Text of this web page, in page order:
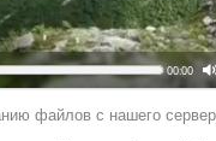
00:00
файлов с нашего